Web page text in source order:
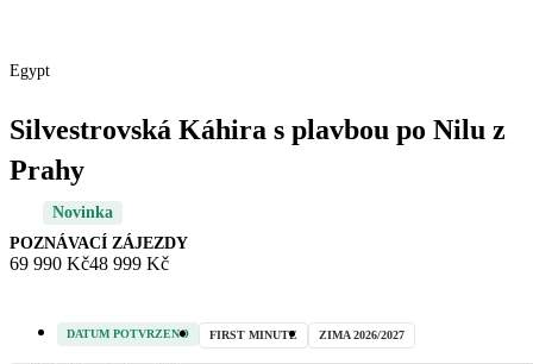
Egypt
Silvestrovská Káhira s plavbou po Nilu z
Prahy
Novinka
POZNÁVACÍ ZÁJEZDY
69 990 Kč48 999 Kč
DATUM POTVRZENO FIRST MINUTE ZIMA 2026/2027